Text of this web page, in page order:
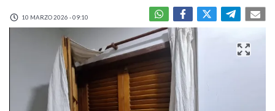
10 MARZO 2026 - 09:10